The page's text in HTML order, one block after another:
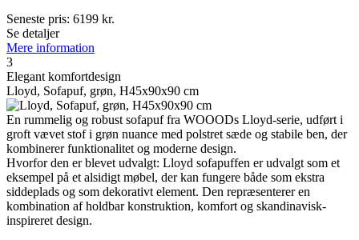
Seneste pris: 6199 kr.
Se detaljer
Mere information
3
Elegant komfortdesign
Lloyd, Sofapuf, grøn, H45x90x90 cm
En rummelig og robust sofapuf fra WOOODs Lloyd-serie, udført i
groft vævet stof i grøn nuance med polstret sæde og stabile ben, der
kombinerer funktionalitet og moderne design.
Hvorfor den er blevet udvalgt: Lloyd sofapuffen er udvalgt som et
eksempel på et alsidigt møbel, der kan fungere både som ekstra
siddeplads og som dekorativt element. Den repræsenterer en
kombination af holdbar konstruktion, komfort og skandinavisk-
inspireret design.